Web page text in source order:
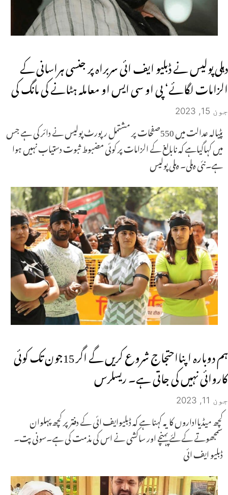
دہلی پولیس نے ڈبلیو ایف ائی سربراہ پر جنسی ہراسانی کے
الزامات لگائے‘ پی او سی ایس او معاملہ ہٹانے کی مانگ کی
جون 15, 2023
پٹیالہ عدالت میں 550صفحات پر مشتمل رپورٹ پولیس نے دائر کی ہے جس
میں کہاگیاہے کہ نابالغ کے الزامات پر کوئی مضبوط ثبوت دستیاب نہیں ہوا
ہے۔نئی دہلی۔ دہلی پولیس
ہم دوبارہ اپنااحتجاج شروع کریں گے اگر 15جون تک کوئی
کاروائی نہیں کی جاتی ہے۔ ریسلرس
جون 11, 2023
کچھ میڈیااداروں کا یہ کہنا ہے کہ ڈبلیوایف ائی کے دفتر پر کچھ پہلوان
سمجھوتے کے لئے پہنچے اور ساکشی نے اس کی مذمت کی ہے۔سونی پت۔
ڈبلیو ایف ائی